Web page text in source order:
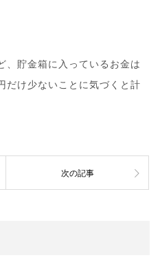
、貯金箱に入っているお金は
だけ少ないことに気づくと計
次の記事